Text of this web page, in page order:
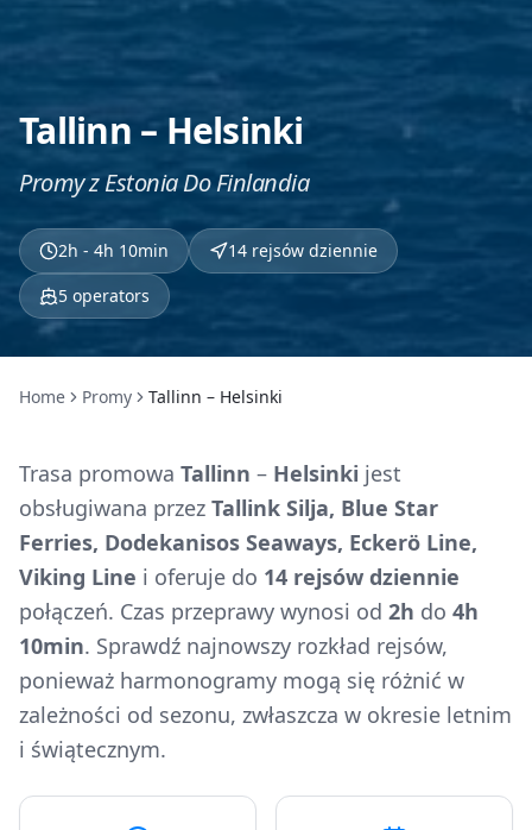
Tallinn – Helsinki
Promy z Estonia Do Finlandia
2h - 4h 10min
14 rejsów dziennie
5 operators
Home Promy Tallinn – Helsinki
Trasa promowa Tallinn – Helsinki jest
obsługiwana przez Tallink Silja, Blue Star
Ferries, Dodekanisos Seaways, Eckerö Line,
Viking Line i oferuje do 14 rejsów dziennie
połączeń. Czas przeprawy wynosi od 2h do 4h
10min. Sprawdź najnowszy rozkład rejsów,
ponieważ harmonogramy mogą się różnić w
zależności od sezonu, zwłaszcza w okresie letnim
i świątecznym.